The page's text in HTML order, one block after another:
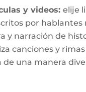
y videos: elije
por
y narración de
canciones y
una manera